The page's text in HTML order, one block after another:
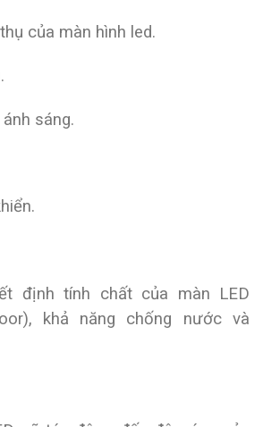
của màn hình led.
sáng.
định tính chất của màn LED
khả năng chống nước và